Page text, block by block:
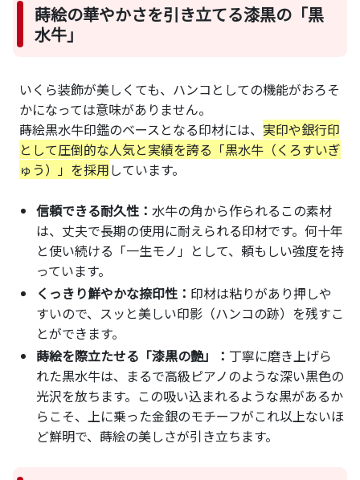
蒔絵の華やかさを引き立てる漆黒の「黒
水牛」
いくら装飾が美しくても、ハンコとしての機能がおろそ
かになっては意味がありません。
蒔絵黒水牛印鑑のベースとなる印材には、 実印や銀行印
として圧倒的な人気と実績を誇る「黒水牛（くろすいぎ
ゅう）」を採用しています。
信頼できる耐久性：水牛の角から作られるこの素材
は、丈夫で長期の使用に耐えられる印材です。何十年
と使い続ける「一生モノ」として、頼もしい強度を持
っています。
くっきり鮮やかな捺印性： 印材は粘りがあり押しや
すいので、スッと美しい印影（ハンコの跡）を残すこ
とができます。
蒔絵を際立たせる「漆黒の艶」： 丁寧に磨き上げら
れた黒水牛は、まるで高級ピアノのような深い黒色の
光沢を放ちます。この吸い込まれるような黒があるか
らこそ、上に乗った金銀のモチーフがこれ以上ないほ
ど鮮明で、蒔絵の美しさが引き立ちます。